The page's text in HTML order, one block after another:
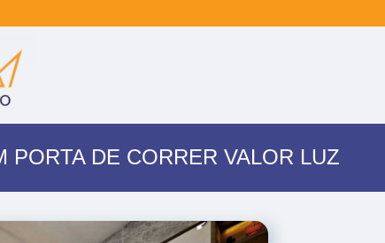
PORTA DE CORRER VALOR LUZ